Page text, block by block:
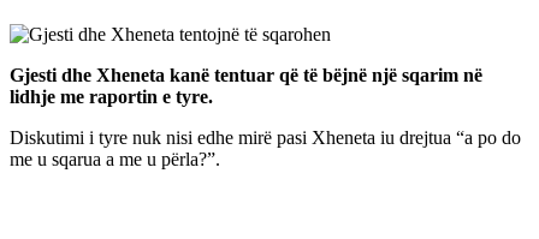
Gjesti dhe Xheneta kanë tentuar që të bëjnë një sqarim në
lidhje me raportin e tyre.
Diskutimi i tyre nuk nisi edhe mirë pasi Xheneta iu drejtua “a po do
me u sqarua a me u përla?”.